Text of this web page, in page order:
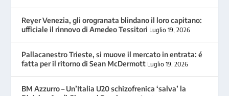
Reyer Venezia, gli orogranata blindano il loro capitano:
ufficiale il rinnovo di Amedeo Tessitori Luglio 19, 2026
Pallacanestro Trieste, si muove il mercato in entrata: é
fatta per il ritorno di Sean McDermott Luglio 19, 2026
BM Azzurro – Un’Italia U20 schizofrenica ‘salva’ la